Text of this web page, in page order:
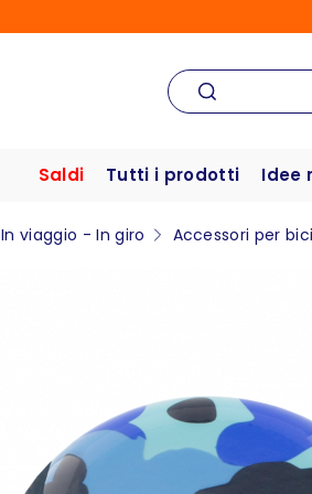
Saldi Tutti i prodotti Idee
In viaggio - In giro Accessori per bici